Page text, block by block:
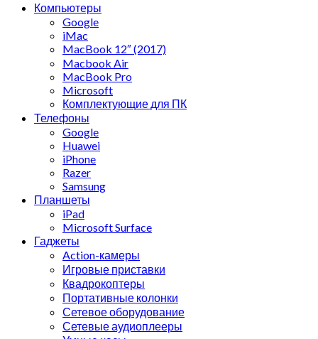
Компьютеры
Google
iMac
MacBook 12″ (2017)
Macbook Air
MacBook Pro
Microsoft
Комплектующие для ПК
Телефоны
Google
Huawei
iPhone
Razer
Samsung
Планшеты
iPad
Microsoft Surface
Гаджеты
Action-камеры
Игровые приставки
Квадрокоптеры
Портативные колонки
Сетевое оборудование
Сетевые аудиоплееры